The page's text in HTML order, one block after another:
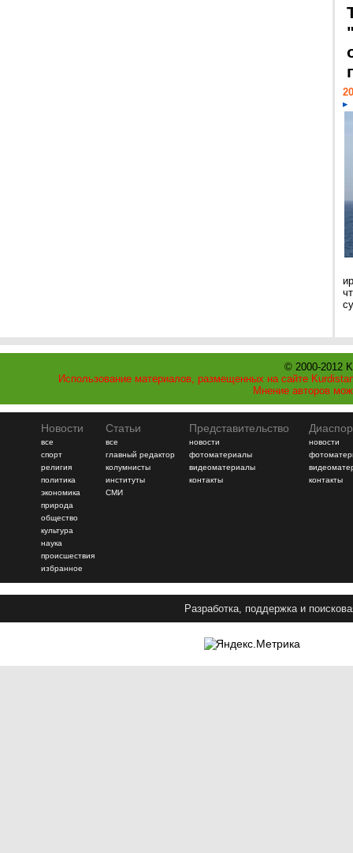
© 2000-2012
Использование материалов, размещенных на сайте
Мнение авторов
Новости
все
спорт
религия
политика
экономика
природа
общество
культура
наука
происшествия
избранное
Статьи
все
главный редактор
колумнисты
институты
СМИ
Представительство
новости
фотоматериалы
видеоматериалы
контакты
новости
контакты
Разработка, поддержка и